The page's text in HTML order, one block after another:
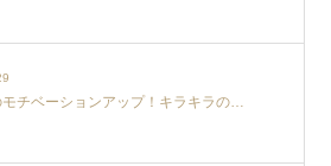
チベーションアップ！キラキラの…